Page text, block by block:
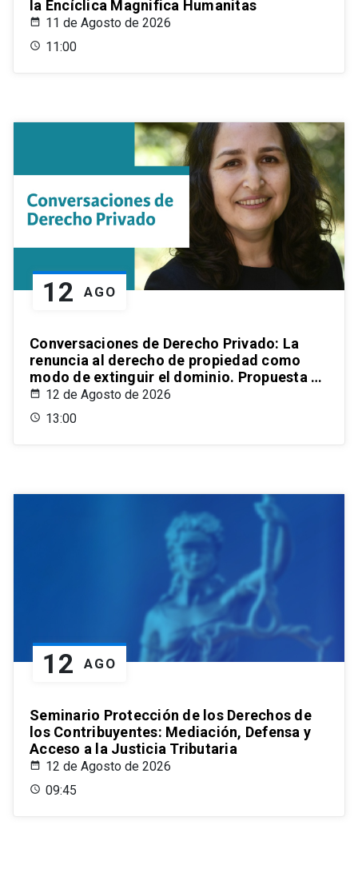
la Encíclica Magnifica Humanitas
11 de Agosto de 2026
11:00
12 AGO
Conversaciones de Derecho Privado: La
renuncia al derecho de propiedad como
modo de extinguir el dominio. Propuesta de
un estatuto para el ordenamiento civil
chileno
12 de Agosto de 2026
13:00
12 AGO
Seminario Protección de los Derechos de
los Contribuyentes: Mediación, Defensa y
Acceso a la Justicia Tributaria
12 de Agosto de 2026
09:45